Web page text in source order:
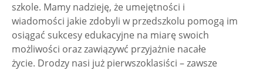
szkole. Mamy nadzieję, że umejętności i
wiadomości jakie zdobyli w przedszkolu pomogą im
osiągać sukcesy edukacyjne na miarę swoich
możliwości oraz zawiązywć przyjażnie nacałe
życie. Drodzy nasi już pierwszoklasiści – zawsze